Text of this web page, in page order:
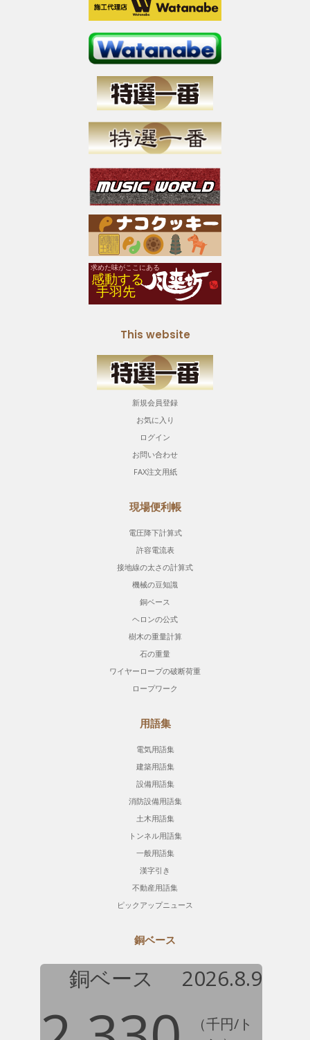
This website
新規会員登録
お気に入り
ログイン
お問い合わせ
FAX注文用紙
現場便利帳
電圧降下計算式
許容電流表
接地線の太さの計算式
機械の豆知識
銅ベース
ヘロンの公式
樹木の重量計算
石の重量
ワイヤーロープの破断荷重
ロープワーク
用語集
電気用語集
建築用語集
設備用語集
消防設備用語集
土木用語集
トンネル用語集
一般用語集
漢字引き
不動産用語集
ピックアップニュース
銅ベース
銅ベース 2026.8.9
（千円/ト